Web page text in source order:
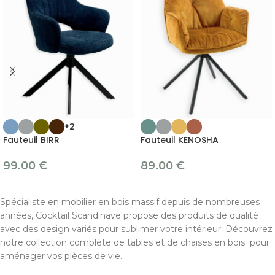
+2
Fauteuil BIRR
99.00 €
Fauteuil KENOSHA
89.00 €
Spécialiste en mobilier en bois massif depuis de nombreuses
années, Cocktail Scandinave propose des produits de qualité
avec des design variés pour sublimer votre intérieur. Découvrez
notre collection complète de tables et de chaises en bois pour
aménager vos pièces de vie.